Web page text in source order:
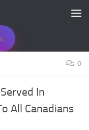
0
In
All Canadians